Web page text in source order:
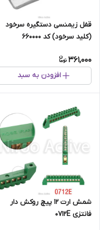
قفل زیمنسی دستگیره سرخود
(کلید سرخود) کد 660000
361,000
افزودن به سبد
شمش ارت ۱۲ پیچ روکش دار
فانتزی 0712E